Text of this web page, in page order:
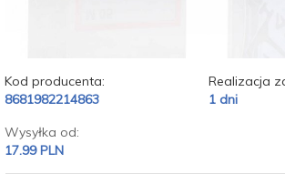
Kod producenta:
8681982214863
Realizacja
1 dni
Wysyłka od:
17.99 PLN